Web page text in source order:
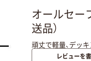
オールセー
送品）
頑丈で軽量、デッ
レビューを